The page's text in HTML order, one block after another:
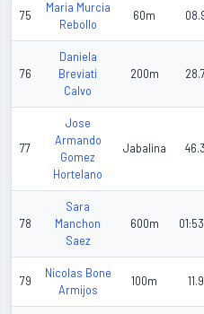
75
Maria Murcia
Rebollo
60m
76
Daniela
Breviati
Calvo
200m
77
Jose
Armando
Gomez
Hortelano
Jabalina
78
Sara
Manchon
Saez
600m
79
Nicolas Bone
Armijos
100m